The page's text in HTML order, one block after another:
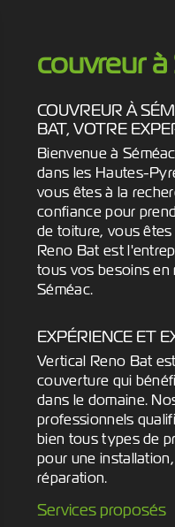
couvreur
COUVREUR À
BAT, VOTRE
Bienvenue à
dans les Hautes-
vous êtes à la
confiance pour
de toiture, vous êtes
Reno Bat est
tous vos besoins en
Séméac.
EXPÉRIENCE ET
Vertical Reno Bat
couverture qui
dans le domaine.
professionnels
bien tous types de
pour une
réparation.
Services proposés